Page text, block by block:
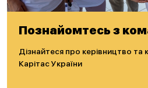
Познайомтесь з
Дізнайтеся про керівництво та
Карітас України